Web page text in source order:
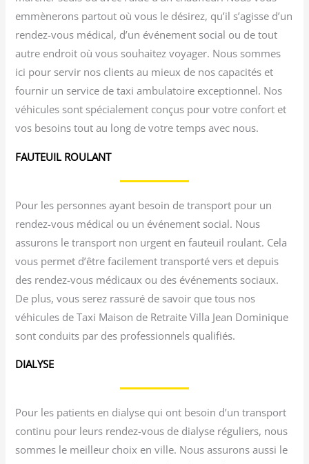
emmènerons partout où vous le désirez, qu’il s’agisse d’un
rendez-vous médical, d’un événement social ou de tout
autre endroit où vous souhaitez voyager. Nous sommes
ici pour servir nos clients au mieux de nos capacités et
fournir un service de taxi ambulatoire exceptionnel. Nos
véhicules sont spécialement conçus pour votre confort et
vos besoins tout au long de votre temps avec nous.
FAUTEUIL ROULANT
Pour les personnes ayant besoin de transport pour un
rendez-vous médical ou un événement social. Nous
assurons le transport non urgent en fauteuil roulant. Cela
vous permet d’être facilement transporté vers et depuis
des rendez-vous médicaux ou des événements sociaux.
De plus, vous serez rassuré de savoir que tous nos
véhicules de Taxi Maison de Retraite Villa Jean Dominique
sont conduits par des professionnels qualifiés.
DIALYSE
Pour les patients en dialyse qui ont besoin d’un transport
continu pour leurs rendez-vous de dialyse réguliers, nous
sommes le meilleur choix en ville. Nous assurons aussi le